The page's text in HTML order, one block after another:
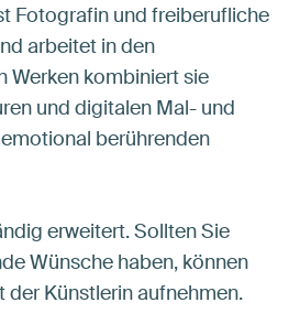
Fotografin und freiberufliche
arbeitet in den
Werken kombiniert sie
und digitalen Mal- und
berührenden
erweitert. Sollten Sie
Wünsche haben, können
der Künstlerin aufnehmen.